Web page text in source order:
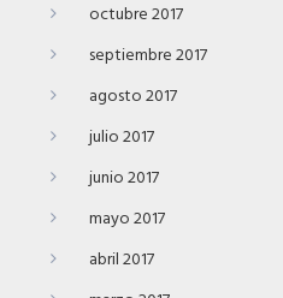
octubre 2017
septiembre 2017
agosto 2017
julio 2017
junio 2017
mayo 2017
abril 2017